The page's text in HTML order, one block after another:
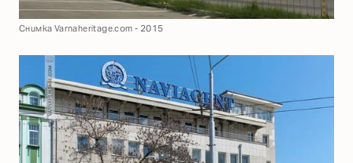
Снимка Varnaheritage.com - 2015